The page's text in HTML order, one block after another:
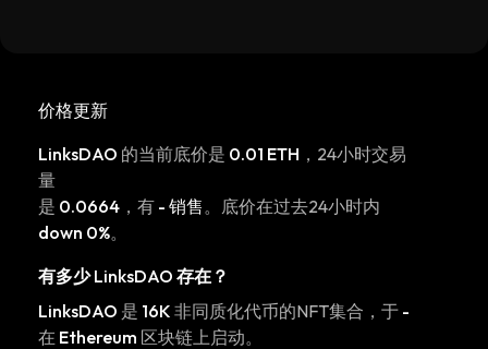
价格更新
LinksDAO 的当前底价是 0.01 ETH ，24小时交易
量
是 0.0664 ，有 - 销售。底价在过去24小时内
down 0%。
有多少LinksDAO 存在？
LinksDAO 是 16K 非同质化代币的NFT集合，于 -
在 Ethereum 区块链上启动。